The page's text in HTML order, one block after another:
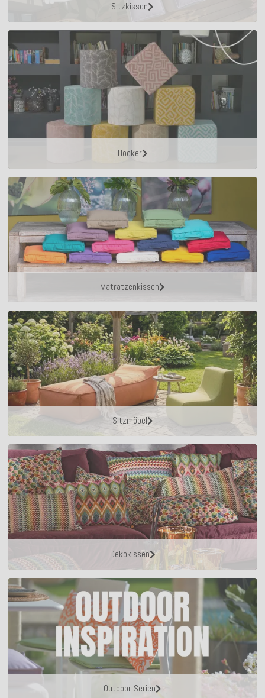
Sitzkissen
Hocker
Matratzenkissen
Sitzmöbel
Dekokissen
Outdoor Serien